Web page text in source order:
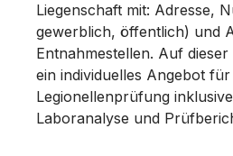
Liegenschaft mit: Adresse,
gewerblich, öffentlich) und
Entnahmestellen. Auf
ein individuelles Angebot für
Legionellenprüfung
Laboranalyse und